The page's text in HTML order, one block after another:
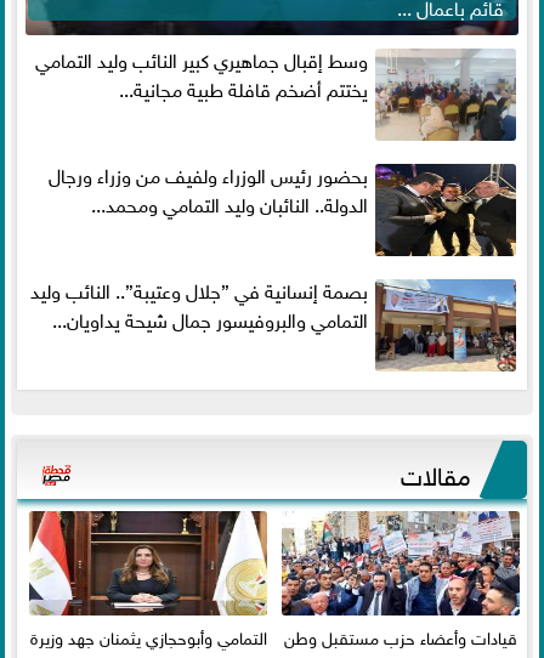
وسط إقبال جماهيري كبير النائب وليد التمامي
يختتم أضخم قافلة طبية مجانية...
بحضور رئيس الوزراء ولفيف من وزراء ورجال
الدولة.. النائبان وليد التمامي ومحمد...
بصمة إنسانية في ”جلال وعتيبة”.. النائب وليد
التمامي والبروفيسور جمال شيحة يداويان...
مقالات
قيادات وأعضاء حزب مستقبل وطن التمامي وأبوحجازي يثمنان جهد وزيرة